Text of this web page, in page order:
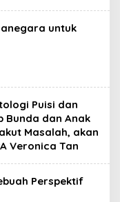
untuk
Puisi dan
Bunda dan Anak
Masalah, akan
Veronica Tan
Perspektif